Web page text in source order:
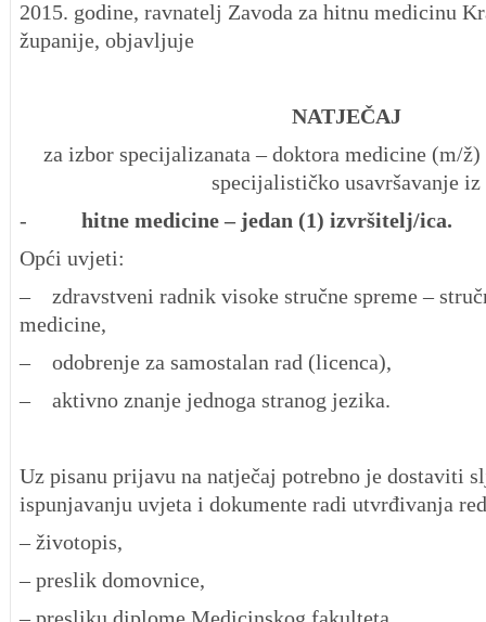
2015. godine, ravnatelj Zavoda za hitnu medicinu
županije, objavljuje
NATJEČAJ
za izbor specijalizanata – doktora medicine (m/
specijalističko usavršavanje iz
- hitne medicine – jedan (1) izvršitelj/ica.
Opći uvjeti:
– zdravstveni radnik visoke stručne spreme –
medicine,
– odobrenje za samostalan rad (licenca),
– aktivno znanje jednoga stranog jezika.
Uz pisanu prijavu na natječaj potrebno je dostaviti
ispunjavanju uvjeta i dokumente radi utvrđivanja
– životopis,
– preslik domovnice,